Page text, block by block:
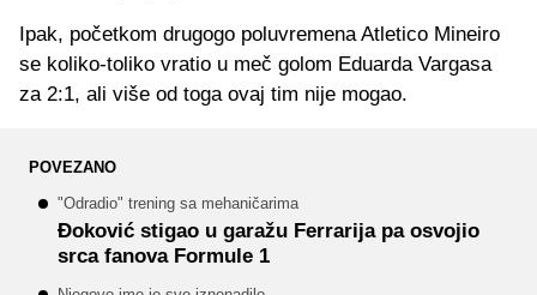
Ipak, početkom drugogo poluvremena Atletico Mineiro
se koliko-toliko vratio u meč golom Eduarda Vargasa
za 2:1, ali više od toga ovaj tim nije mogao.
POVEZANO
"Odradio" trening sa mehaničarima
Đoković stigao u garažu Ferrarija pa osvojio
srca fanova Formule 1